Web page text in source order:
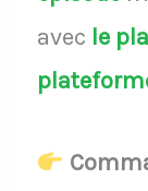
avec le